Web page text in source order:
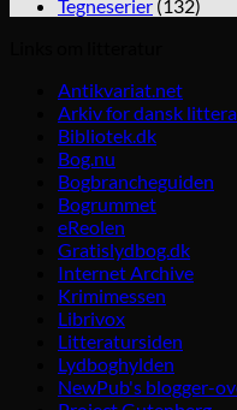
Tegneserier (132)
Antikvariat.net
Arkiv for dansk
Bibliotek.dk
Bog.nu
Bogbrancheguiden
Bogrummet
eReolen
Gratislydbog.dk
Internet Archive
Krimimessen
Librivox
Litteratursiden
Lydboghylden
NewPub's blogger-